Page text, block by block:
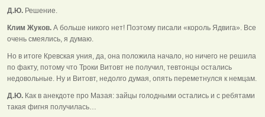
Д.Ю. Решение.
Клим Жуков. А больше никого нет! Поэтому писали «король Ядвига». Все
очень смеялись, я думаю.
Но в итоге Кревская уния, да, она положила начало, но ничего не решила
по факту, потому что Троки Витовт не получил, тевтонцы остались
недовольные. Ну и Витовт, недолго думая, опять переметнулся к немцам.
Д.Ю. Как в анекдоте про Мазая: зайцы голодными остались и с ребятами
такая фигня получилась…